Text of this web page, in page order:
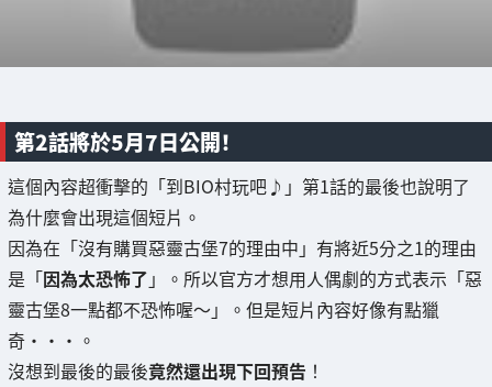
第2話將於5月7日公開！
這個內容超衝擊的「到BIO村玩吧♪」第1話的最後也說明了
為什麼會出現這個短片。
因為在「沒有購買惡靈古堡7的理由中」有將近5分之1的理由
是「因為太恐怖了 」。所以官方才想用人偶劇的方式表示「惡
靈古堡8一點都不恐怖喔～」。但是短片內容好像有點獵
奇・・・。
沒想到最後的最後竟然還出現下回預告 ！